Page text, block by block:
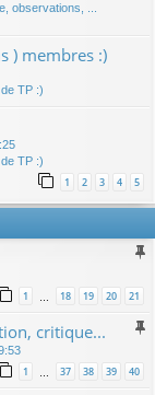
observations, ...
) membres :)
TP :)
TP :)
1 2 3 4 5
1 … 18 19 20 21
critique...
1 … 37 38 39 40